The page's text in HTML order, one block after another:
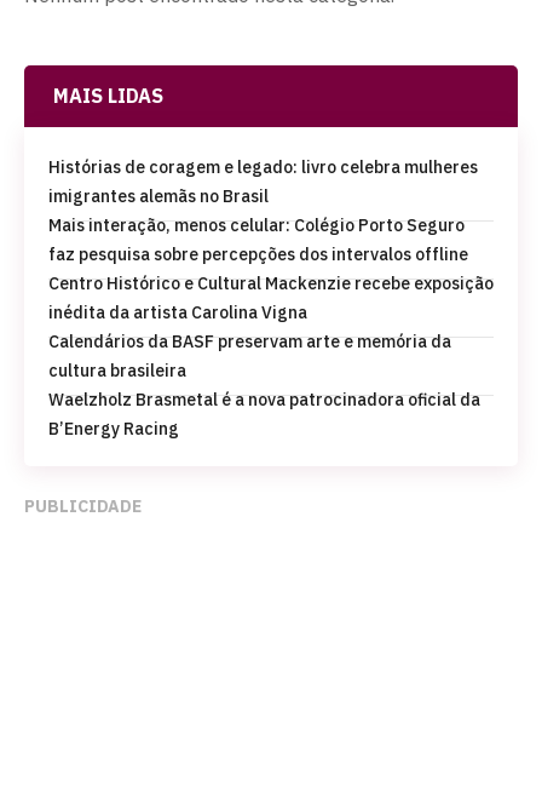
MAIS LIDAS
Histórias de coragem e legado: livro celebra mulheres
imigrantes alemãs no Brasil
Mais interação, menos celular: Colégio Porto Seguro
faz pesquisa sobre percepções dos intervalos offline
Centro Histórico e Cultural Mackenzie recebe exposição
inédita da artista Carolina Vigna
Calendários da BASF preservam arte e memória da
cultura brasileira
Waelzholz Brasmetal é a nova patrocinadora oficial da
B’Energy Racing
PUBLICIDADE